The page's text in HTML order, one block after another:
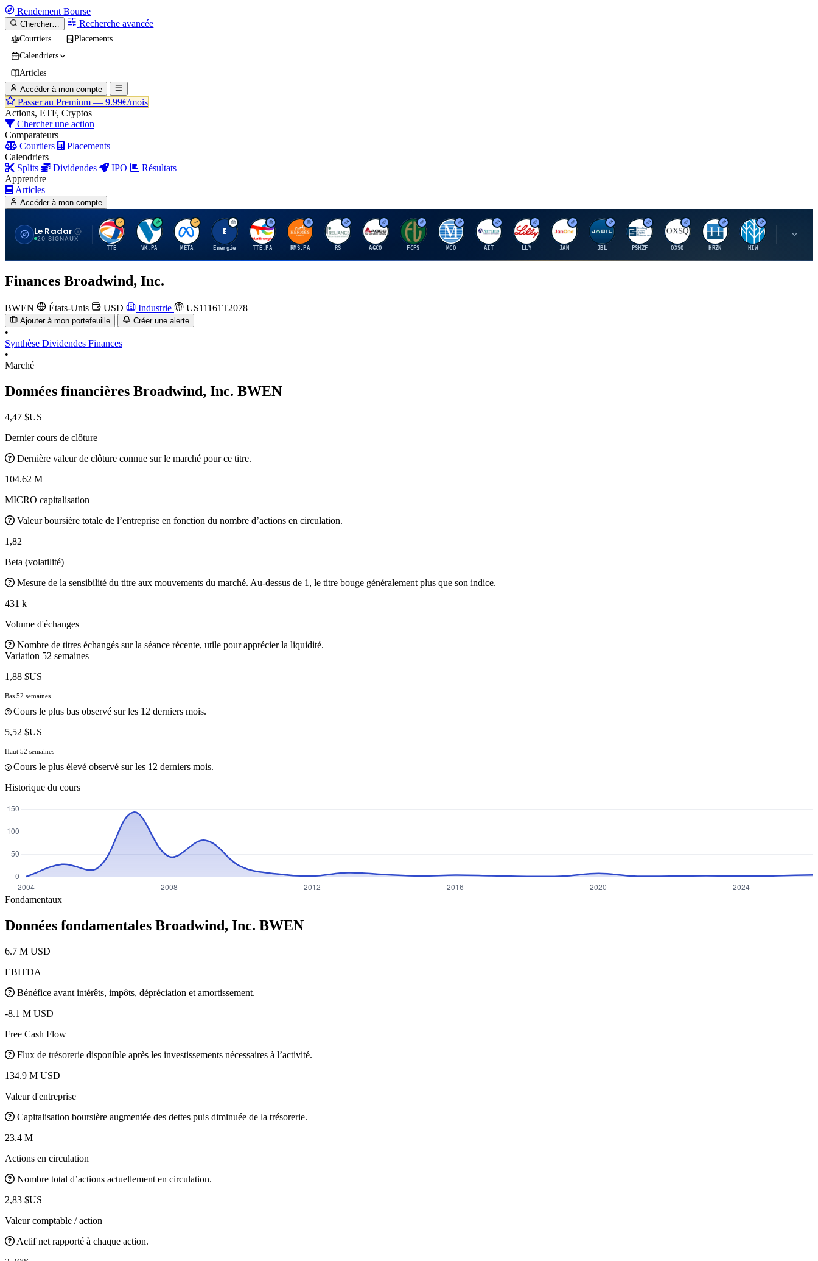
Rendement Bourse
Chercher… Recherche avancée
Courtiers
Placements
Calendriers
Articles
Accéder à mon compte
Passer au Premium — 9.99€/mois
Actions, ETF, Cryptos
Chercher une action
Comparateurs
Courtiers
Placements
Calendriers
Splits
Dividendes IPO
Résultats
Apprendre
Articles
Accéder à mon compte
Le Radar
20 SIGNAUX
T
TTE
V
VK.PA
M
META
E
Energie
T
TTE.PA
H
RMS.PA
R
RS
A
AGCO
F
FCFS
M
MCO
A
AIT
E
LLY
J
JAN
J
JBL
P
PSHZF
O
OXSQ
H
HRZN
H
HIW
U
Finances Broadwind, Inc.
BWEN États-Unis USD Industrie US11161T2078
Ajouter à mon portefeuille Créer une alerte
•
Synthèse Dividendes Finances
•
Marché
Données financières Broadwind, Inc. BWEN
4,47 $US
Dernier cours de clôture
Dernière valeur de clôture connue sur le marché pour ce titre.
104.62 M
MICRO capitalisation
Valeur boursière totale de l’entreprise en fonction du nombre d’actions en circulation.
1,82
Beta (volatilité)
Mesure de la sensibilité du titre aux mouvements du marché. Au-dessus de 1, le titre bouge généralement plus que son indice.
431 k
Volume d'échanges
Nombre de titres échangés sur la séance récente, utile pour apprécier la liquidité.
Variation 52 semaines
1,88 $US
Bas 52 semaines
Cours le plus bas observé sur les 12 derniers mois.
5,52 $US
Haut 52 semaines
Cours le plus élevé observé sur les 12 derniers mois.
Historique du cours
Fondamentaux
Données fondamentales Broadwind, Inc. BWEN
6.7 M USD
EBITDA
Bénéfice avant intérêts, impôts, dépréciation et amortissement.
-8.1 M USD
Free Cash Flow
Flux de trésorerie disponible après les investissements nécessaires à l’activité.
134.9 M USD
Valeur d'entreprise
Capitalisation boursière augmentée des dettes puis diminuée de la trésorerie.
23.4 M
Actions en circulation
Nombre total d’actions actuellement en circulation.
2,83 $US
Valeur comptable / action
Actif net rapporté à chaque action.